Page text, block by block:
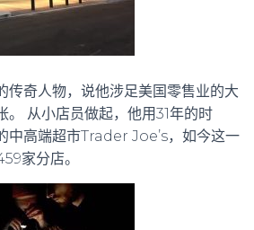
传奇人物，说他涉足美国零售业的大
。 从小店员做起，他用31年的时
中高端超市Trader Joe’s，如今这一
家分店。